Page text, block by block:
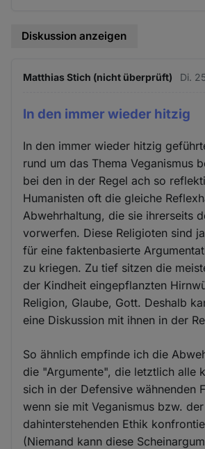
Diskussion anzeigen
Matthias Stich (nicht überprüft) Di.
In den immer wieder hitzig
In den immer wieder hitzig
rund um das Thema Veganismus
bei den in der Regel ach so
Humanisten oft die gleiche
Abwehrhaltung, die sie ihrerseits
vorwerfen. Diese Religioten sind
für eine faktenbasierte
zu kriegen. Zu tief sitzen die
der Kindheit eingepflanzten
Religion, Glaube, Gott. Deshalb
eine Diskussion mit ihnen in der
So ähnlich empfinde ich die
die "Argumente", die letztlich alle
sich in der Defensive wähnenden
wenn sie mit Veganismus bzw. der
dahinterstehenden Ethik
(Niemand kann diese